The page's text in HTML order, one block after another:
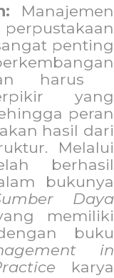
Manajemen
penting
harus
yang
peran
hasil dari
Melalui
berhasil
bukunya
Daya
memiliki
buku
in
karya